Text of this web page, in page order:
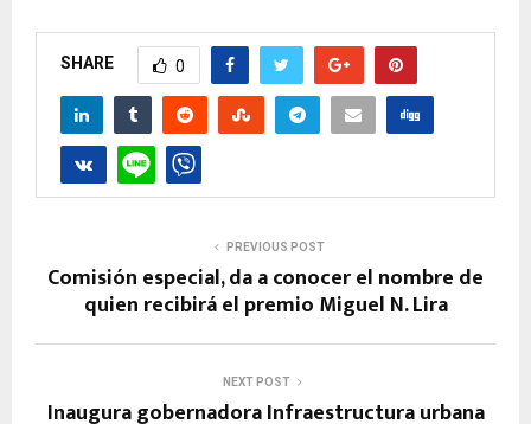
SHARE 0
PREVIOUS POST
Comisión especial, da a conocer el nombre de
quien recibirá el premio Miguel N. Lira
NEXT POST
Inaugura gobernadora Infraestructura urbana